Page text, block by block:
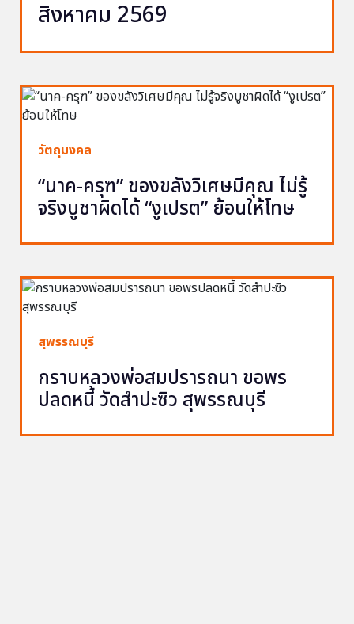
สิงหาคม 2569
วัตถุมงคล
“นาค-ครุฑ” ของขลังวิเศษมีคุณ ไม่รู้
จริงบูชาผิดได้ “งูเปรต” ย้อนให้โทษ
สุพรรณบุรี
กราบหลวงพ่อสมปรารถนา ขอพร
ปลดหนี้ วัดสำปะซิว สุพรรณบุรี